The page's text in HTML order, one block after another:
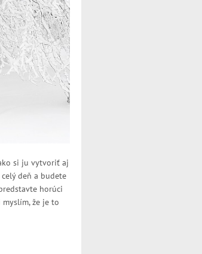
si ju vytvoriť aj
deň a budete
horúci
že je to